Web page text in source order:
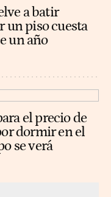
a batir
un piso cuesta
un año
el precio de
dormir en el
se verá